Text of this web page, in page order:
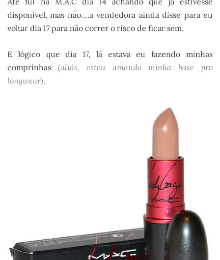
disponível, mas não….a vendedora ainda disse para eu
voltar dia 17 para não correr o risco de ficar sem.
E lógico que dia 17, lá estava eu fazendo minhas
comprinhas (aliás, estou amando minha base pro
longwear).